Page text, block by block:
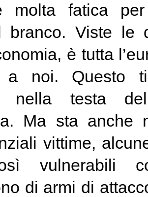
molta fatica
branco. Viste le
è tutta
a noi. Questo
nella testa
Ma sta anche
vittime,
vulnerabili
di armi di